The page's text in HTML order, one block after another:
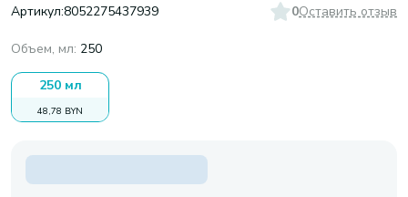
Артикул:8052275437939 0Оставить отзыв
Объем, мл: 250
250 мл
48,78 BYN